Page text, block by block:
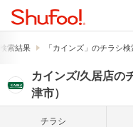
索結果 「カインズ」のチラシ
カインズ/久居店の
津市）
チラシ